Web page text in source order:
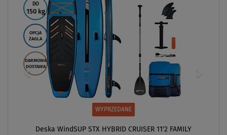
DO
150 kg
OPCJA
ŻAGLA
DARMOWA
DOSTAWA
WYPRZEDANE
Deska WindSUP STX HYBRID CRUISER 11'2 FAMILY